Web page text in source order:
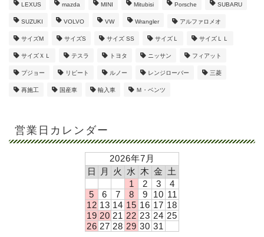
LEXUS mazda MINI Mitubisi Porsche SUBARU
SUZUKI VOLVO VW Wrangler アルファロメオ
サイズM サイズS サイズ SS サイズＬ サイズＬＬ
サイズＸＬ テスラ トヨタ ニッサン フィアット
プジョー リピート ルノー レンジローバー 三菱
再施工 国産車 輸入車 Ｍ・ベンツ
営業日カレンダー
2026年7月
日
月 火 水 木 金 土
1
2 3
4
5
6 7 8 9 10 11
12 13 14 15 16 17 18
19 20 21 22 23 24 25
26 27 28 29 30 31